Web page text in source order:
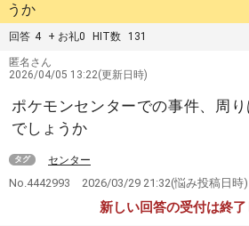
うか
回答 4 + お礼0 HIT数 131
匿名さん
2026/04/05 13:22(更新日時)
ポケモンセンターでの事件、周
でしょうか
タグ センター
No.4442993 2026/03/29 21:32(悩み投稿日時)
新しい回答の受付は終